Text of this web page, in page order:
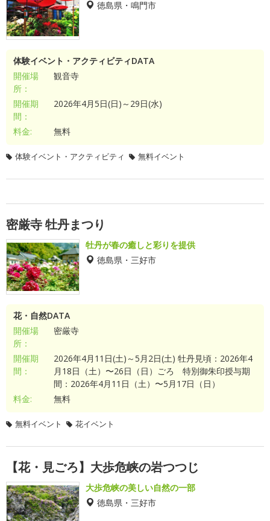
徳島県・鳴門市
体験イベント・アクティビティDATA
開催場
所：
観音寺
開催期
間：
2026年4月5日(日)～29日(水)
料金: 無料
体験イベント・アクティビティ 無料イベント
密厳寺 牡丹まつり
牡丹が春の癒しと彩りを提供
徳島県・三好市
花・自然DATA
開催場
所：
密厳寺
開催期
間：
2026年4月11日(土)～5月2日(土) 牡丹見頃：2026年4
月18日（土）〜26日（日）ごろ 特別御朱印授与期
間：2026年4月11日（土）〜5月17日（日）
料金:
無料
無料イベント 花イベント
【花・見ごろ】大歩危峡の岩つつじ
大歩危峡の美しい自然の一部
徳島県・三好市